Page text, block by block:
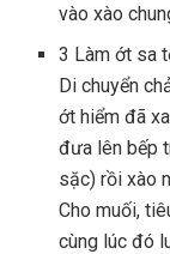
vào xào
3 Làm ớt sa
Di chuyển
ớt hiểm đã
đưa lên bếp
sặc) rồi xào
Cho muối,
cùng lúc đó